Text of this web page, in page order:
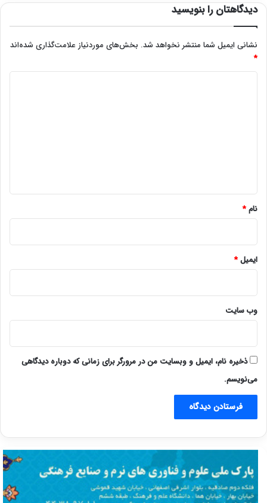
دیدگاهتان را بنویسید
نشانی ایمیل شما منتشر نخواهد شد. بخش‌های موردنیاز علامت‌گذاری شده‌اند
*
نام*
ایمیل*
وب‌ سایت
ذخیره نام، ایمیل و وبسایت من در مرورگر برای زمانی که دوباره دیدگاهی
می‌نویسم.